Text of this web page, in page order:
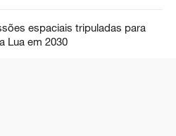
espaciais tripuladas para
Lua em 2030